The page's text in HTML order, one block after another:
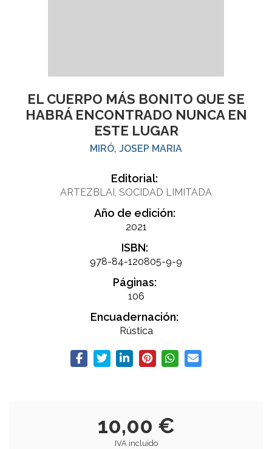
EL CUERPO MÁS BONITO QUE SE
HABRÁ ENCONTRADO NUNCA EN
ESTE LUGAR
MIRÓ, JOSEP MARIA
Editorial:
ARTEZBLAI, SOCIDAD LIMITADA
Año de edición:
2021
ISBN:
978-84-120805-9-9
Páginas:
106
Encuadernación:
Rústica
10,00 €
IVA incluido